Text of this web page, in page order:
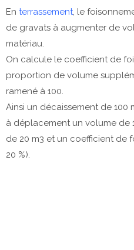
En terrassement, le
de gravats à augmenter de
matériau.
On calcule le coefficient de
proportion de volume
ramené à 100.
Ainsi un décaissement de
à déplacement un volume de
de 20 m3 et un coefficient de
20 %).